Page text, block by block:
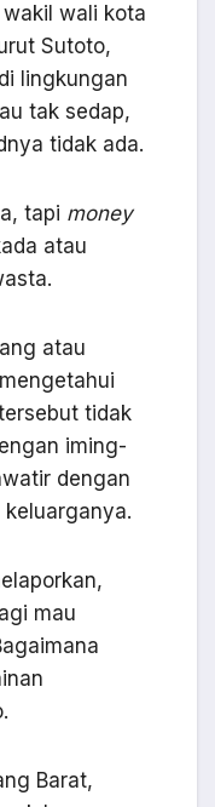
wali kota
Sutoto,
lingkungan
tak sedap,
tidak ada.
tapi money
atau
atau
tidak
iming-
dengan
mau
Barat,